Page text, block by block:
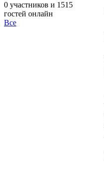
0 участников и 1515
гостей онлайн
Все